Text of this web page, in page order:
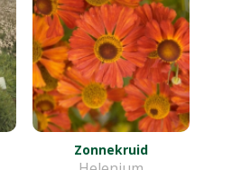
Zonnekruid